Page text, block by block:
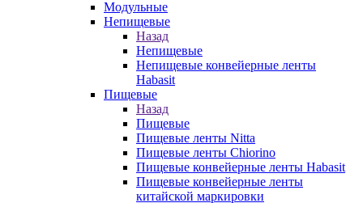
Модульные
Непищевые
Назад
Непищевые
Непищевые конвейерные ленты
Habasit
Пищевые
Назад
Пищевые
Пищевые ленты Nitta
Пищевые ленты Chiorino
Пищевые конвейерные ленты Habasit
Пищевые конвейерные ленты
китайской маркировки